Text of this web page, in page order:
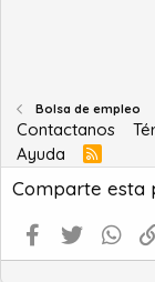
Bolsa de empleo
Contactanos
Ayuda
R
S
S
Comparte esta
Facebook
Twitter